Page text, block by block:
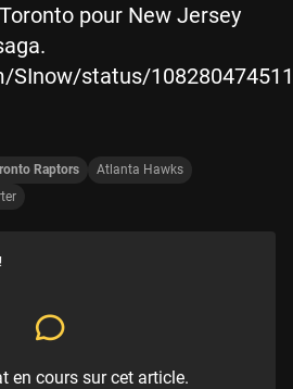
pour New Jersey
status/
Raptors
Atlanta Hawks
en cours sur cet article.